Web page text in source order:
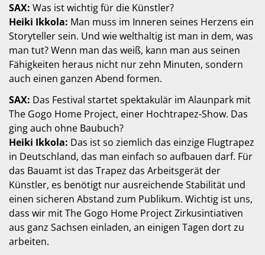
SAX: Was ist wichtig für die Künstler?
Heiki Ikkola: Man muss im Inneren seines Herzens ein
Storyteller sein. Und wie welthaltig ist man in dem, was
man tut? Wenn man das weiß, kann man aus seinen
Fähigkeiten heraus nicht nur zehn Minuten, sondern
auch einen ganzen Abend formen.
SAX: Das Festival startet spektakulär im Alaunpark mit
The Gogo Home Project, einer Hochtrapez-Show. Das
ging auch ohne Baubuch?
Heiki Ikkola: Das ist so ziemlich das einzige Flugtrapez
in Deutschland, das man einfach so aufbauen darf. Für
das Bauamt ist das Trapez das Arbeitsgerät der
Künstler, es benötigt nur ausreichende Stabilität und
einen sicheren Abstand zum Publikum. Wichtig ist uns,
dass wir mit The Gogo Home Project Zirkusintiativen
aus ganz Sachsen einladen, an einigen Tagen dort zu
arbeiten.